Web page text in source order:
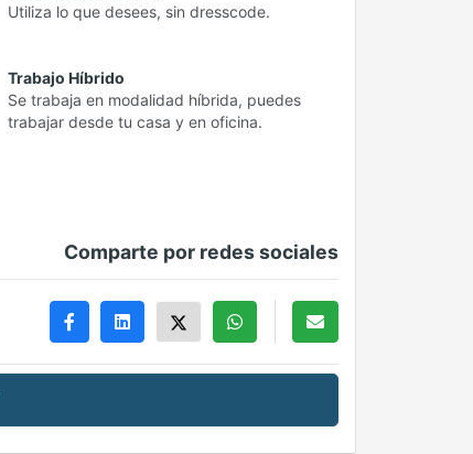
Utiliza lo que desees, sin dresscode.
Trabajo Híbrido
Se trabaja en modalidad híbrida, puedes
trabajar desde tu casa y en oficina.
Comparte por redes sociales